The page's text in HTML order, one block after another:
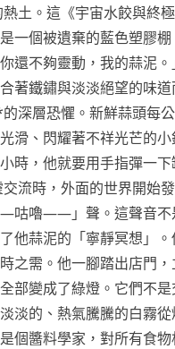
土。這《宇宙水餃與終
一個被遺棄的藍色塑膠
還不夠靈動，我的蒜泥
著鐵鏽與淡淡絕望的味
深層恐懼。新鮮蒜頭每
滑、閃耀著不祥光芒的
時，他就要用手指彈一
流時，外面的世界開始
咕嚕——」聲。這聲音不
他蒜泥的「寧靜冥想」
之需。他一腳踏出店門
部變成了綠燈。它們不是
淡的、熱氣騰騰的白霧
個醬料學家，對所有食